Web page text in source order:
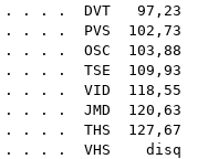
. . . . DVT 97,23
. . . . PVS 102,73
. . . . OSC 103,88
. . . . TSE 109,93
. . . . VID 118,55
. . . . JMD 120,63
. . . . THS 127,67
. . . . VHS disq